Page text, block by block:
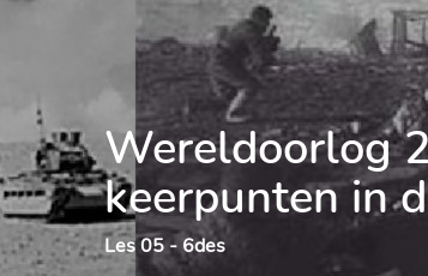
Wereldoorlog
keerpunten in
Les 05 - 6des